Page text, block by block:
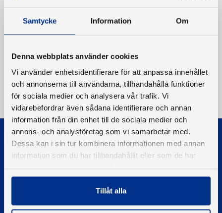
Samtycke Information Om
Denna webbplats använder cookies
Vi använder enhetsidentifierare för att anpassa innehållet
och annonserna till användarna, tillhandahålla funktioner
för sociala medier och analysera vår trafik. Vi
vidarebefordrar även sådana identifierare och annan
information från din enhet till de sociala medier och
annons- och analysföretag som vi samarbetar med.
Dessa kan i sin tur kombinera informationen med annan
information som du har tillhandahållit eller som de har
Tillåt alla
© 2026 - Svenska Båtunionen